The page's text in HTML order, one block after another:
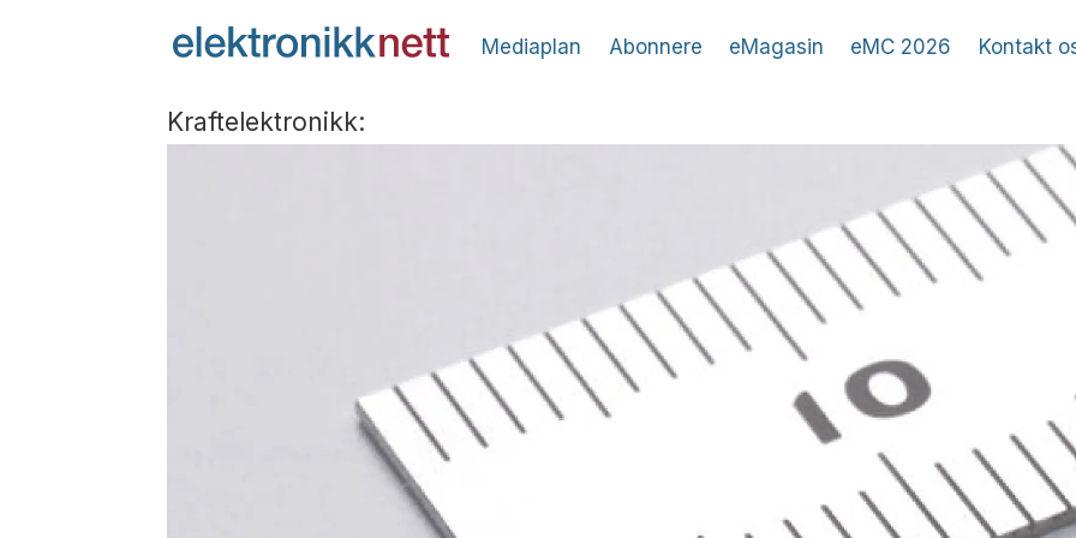
Mediaplan Abonnere eMagasin eMC 2026 Kontakt
Kraftelektronikk: